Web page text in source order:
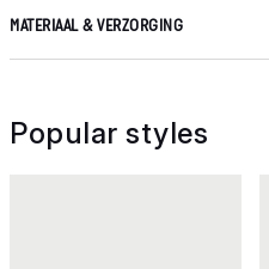
MATERIAAL & VERZORGING
Popular styles